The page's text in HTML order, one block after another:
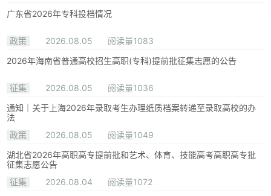
广东省2026年专科投档情况
政策 2026.08.05
阅读量1083
2026年海南省普通高校招生高职(专科)提前批征集志愿的公告
征集 2026.08.05
阅读量1036
通知｜关于上海2026年录取考生办理纸质档案转递至录取高校的办
法
政策
2026.08.05
阅读量1049
湖北省2026年高职高专提前批和艺术、体育、技能高考高职高专批
征集志愿公告
征集
2026.08.04
阅读量1072